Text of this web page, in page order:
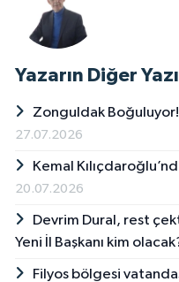
Yazarın Diğer
Zonguldak Boğuluyor!
27.07.2026
Kemal
20.07.2026
Devrim Dural, rest
Yeni İl Başkanı kim
Filyos bölgesi